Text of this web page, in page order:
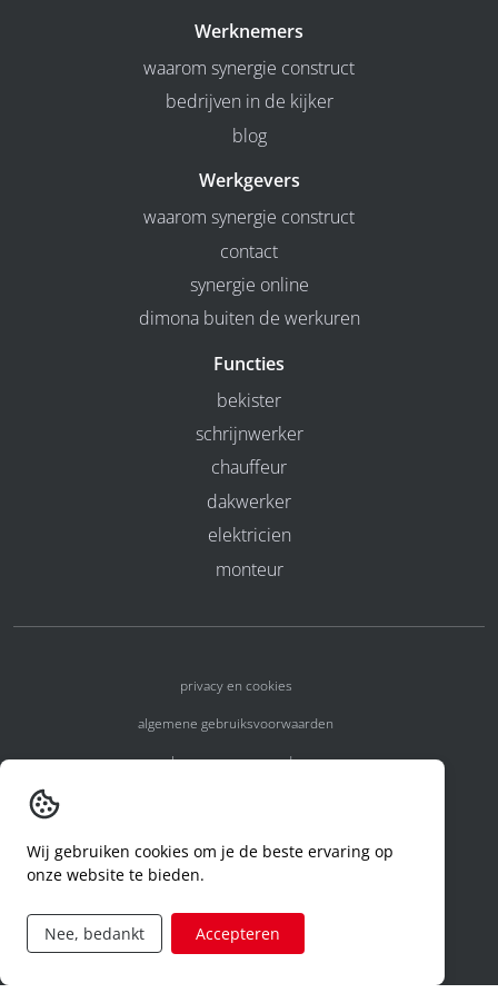
Werknemers
waarom synergie construct
bedrijven in de kijker
blog
Werkgevers
waarom synergie construct
contact
synergie online
dimona buiten de werkuren
Functies
bekister
schrijnwerker
chauffeur
dakwerker
elektricien
monteur
privacy en cookies
algemene gebruiksvoorwaarden
algemene voorwaarden
code of conduct
aanvraag rechten ivm privacy
Wij gebruiken cookies om je de beste ervaring op
onze website te bieden.
Nee, bedankt Accepteren